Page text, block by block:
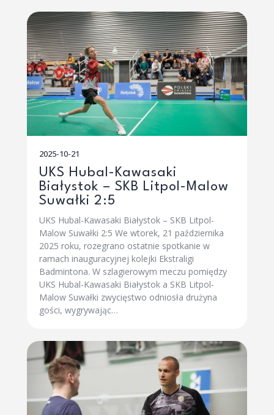
2025-10-21
UKS Hubal-Kawasaki
Białystok – SKB Litpol-Malow
Suwałki 2:5
UKS Hubal-Kawasaki Białystok – SKB Litpol-
Malow Suwałki 2:5 We wtorek, 21 października
2025 roku, rozegrano ostatnie spotkanie w
ramach inauguracyjnej kolejki Ekstraligi
Badmintona. W szlagierowym meczu pomiędzy
UKS Hubal-Kawasaki Białystok a SKB Litpol-
Malow Suwałki zwycięstwo odniosła drużyna
gości, wygrywając…